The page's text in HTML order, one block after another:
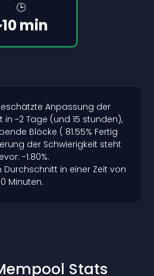
🕒
min
Anpassung der
in ~2 Tage (und 15 stunden),
Blöcke ( 81.55% Fertig
der Schwierigkeit steht
-1.80%.
Durchschnitt in einer Zeit von
Minuten.
Stats